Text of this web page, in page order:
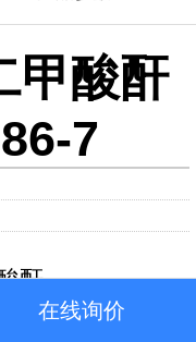
甲酸酐
7
酐
酐在线询价